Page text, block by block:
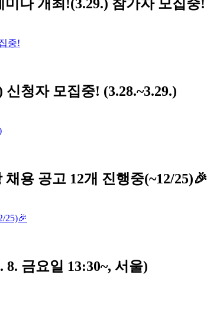
나 개최!(3.29.) 참가자 모집중!
중!
청자 모집중! (3.28.~3.29.)
용 공고 12개 진행중(~12/25)🎉
25)🎉
금요일 13:30~, 서울)